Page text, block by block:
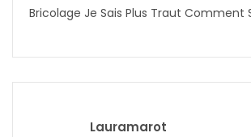
Bricolage Je Sais Plus Traut Comment
Lauramarot